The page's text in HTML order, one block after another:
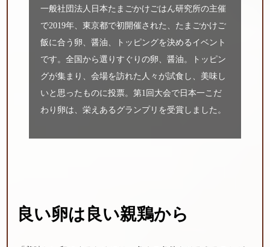
一般社団法人日本たまごかけごはん研究所の主催
で2019年、東京都で初開催された、たまごかけご
飯に合う卵、醤油、トッピングを決めるイベント
です。全国から選りすぐりの卵、醤油。トッピン
グが集まり、会場を訪れた人々が試食し、美味し
いと思ったものに投票。第1回大会で日本一こだ
わり卵は、栄えあるグランプリを受賞しました。
良い卵は良い親鶏から